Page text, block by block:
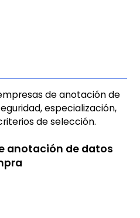
anotación de datos